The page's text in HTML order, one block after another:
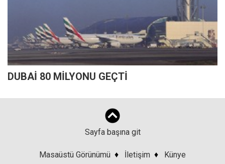
DUBAİ 80 MİLYONU GEÇTİ
Sayfa başına git
Masaüstü Görünümü ♦ İletişim ♦ Künye